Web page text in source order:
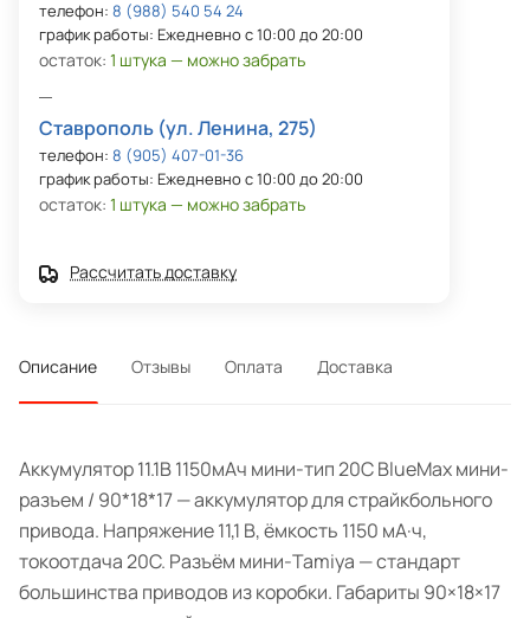
телефон: 8 (988) 540 54 24
график работы: Ежедневно с 10:00 до 20:00
остаток: 1 штука — можно забрать
Ставрополь (ул. Ленина, 275)
телефон: 8 (905) 407-01-36
график работы: Ежедневно с 10:00 до 20:00
остаток: 1 штука — можно забрать
Рассчитать доставку
Описание Отзывы Оплата Доставка
Аккумулятор 11.1В 1150мАч мини-тип 20C BlueMax мини-
разъем / 90*18*17 — аккумулятор для страйкбольного
привода. Напряжение 11,1 В, ёмкость 1150 мА·ч,
токоотдача 20C. Разъём мини-Tamiya — стандарт
большинства приводов из коробки. Габариты 90×18×17